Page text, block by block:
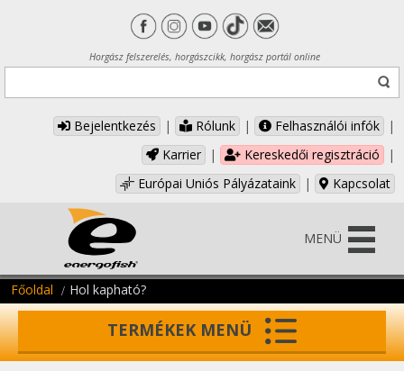
Horgász felszerelés, horgászcikk, horgász portál online
Bejelentkezés | Rólunk | Felhasználói infók
|
Karrier
| Kereskedői regisztráció
|
Európai Uniós Pályázataink
| Kapcsolat
MENÜ
Főoldal Hol kapható?
TERMÉKEK MENÜ